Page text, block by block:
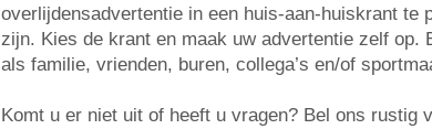
overlijdensadvertentie in een huis-aan-huiskrant te
zijn. Kies de krant en maak uw advertentie zelf op.
als familie, vrienden, buren, collega’s en/of
Komt u er niet uit of heeft u vragen? Bel ons rustig